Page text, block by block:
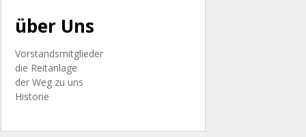
über Uns
Vorstandsmitglieder
die Reitanlage
der Weg zu uns
Historie